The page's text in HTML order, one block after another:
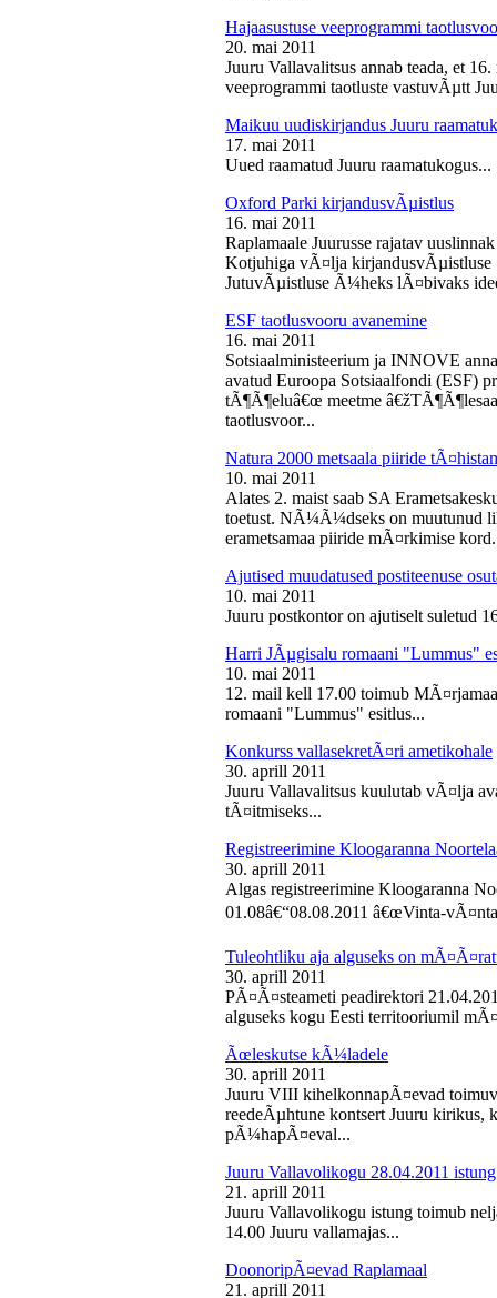
Hajaasustuse veeprogrammi
20. mai 2011
Juuru Vallavalitsus annab teada, et
veeprogrammi taotluste vastuvÃµtt
Maikuu uudiskirjandus Juuru
17. mai 2011
Uued raamatud Juuru raamatukogus...
Oxford Parki kirjandusvÃµistlus
16. mai 2011
Raplamaale Juurusse rajatav
Kotjuhiga vÃ¤lja
JutuvÃµistluse Ã¼heks lÃ¤bivaks
ESF taotlusvooru avanemine
16. mai 2011
Sotsiaalministeerium ja INNOVE
avatud Euroopa Sotsiaalfondi (ESF)
tÃ¶Ã¶eluâ€œ meetme
taotlusvoor...
Natura 2000 metsaala piiride
10. mai 2011
Alates 2. maist saab SA
toetust. NÃ¼Ã¼dseks on muutunud
erametsamaa piiride mÃ¤rkimise
Ajutised muudatused postiteenuse
10. mai 2011
Juuru postkontor on ajutiselt suletud
Harri JÃµgisalu romaani "Lummus"
10. mai 2011
12. mail kell 17.00 toimub
romaani "Lummus" esitlus...
Konkurss vallasekretÃ¤ri ametikohale
30. aprill 2011
Juuru Vallavalitsus kuulutab vÃ¤lja
tÃ¤itmiseks...
Registreerimine Kloogaranna
30. aprill 2011
Algas registreerimine Kloogaranna
01.08â€“08.08.2011 â€œVinta-
Tuleohtliku aja alguseks on
30. aprill 2011
PÃ¤Ã¤steameti peadirektori
alguseks kogu Eesti territooriumil
Ãœleskutse kÃ¼ladele
30. aprill 2011
Juuru VIII kihelkonnapÃ¤evad
reedeÃµhtune kontsert Juuru
pÃ¼hapÃ¤eval...
Juuru Vallavolikogu 28.04.2011 istung
21. aprill 2011
Juuru Vallavolikogu istung toimub
14.00 Juuru vallamajas...
DoonoripÃ¤evad Raplamaal
21. aprill 2011